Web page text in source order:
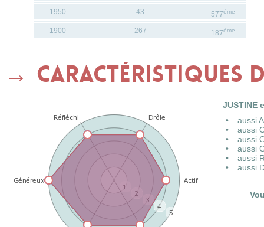
1950 43 577ème
1900 267 187ème
Caractéristiques
JUSTINE
aussi
aussi
aussi
aussi
aussi
aussi